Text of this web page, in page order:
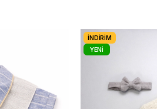
İNDIRIM
YENI